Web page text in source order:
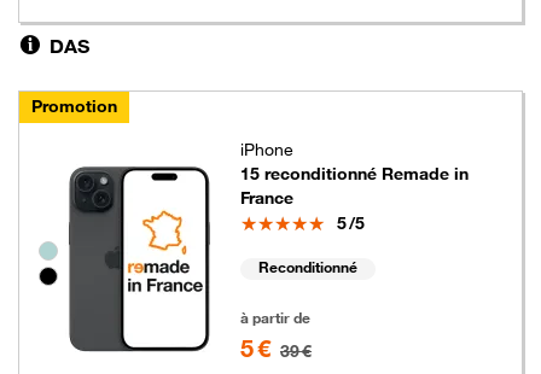
DAS
Promotion
Groupe de couleurs disponibles non sélectionnables
iPhone
15 reconditionné Remade in
France
Note
5/5
Reconditionné
à partir de
5 € 39 €